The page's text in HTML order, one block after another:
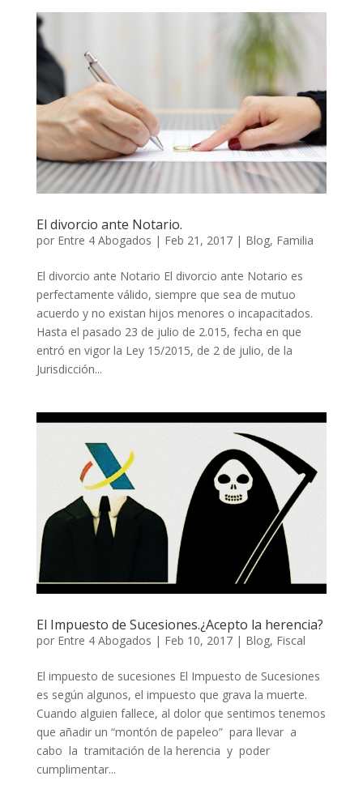
El divorcio ante Notario.
por Entre 4 Abogados | Feb 21, 2017| Blog, Familia
El divorcio ante Notario El divorcio ante Notario es
perfectamente válido, siempre que sea de mutuo
acuerdo y no existan hijos menores o incapacitados.
Hasta el pasado 23 de julio de 2.015, fecha en que
entró en vigor la Ley 15/2015, de 2 de julio, de la
Jurisdicción...
El Impuesto de Sucesiones.¿Acepto la herencia?
por Entre 4 Abogados | Feb 10, 2017| Blog, Fiscal
El impuesto de sucesiones El Impuesto de Sucesiones
es según algunos, el impuesto que grava la muerte.
Cuando alguien fallece, al dolor que sentimos tenemos
que añadir un “montón de papeleo” para llevar a
cabo la tramitación de la herencia y poder
cumplimentar...